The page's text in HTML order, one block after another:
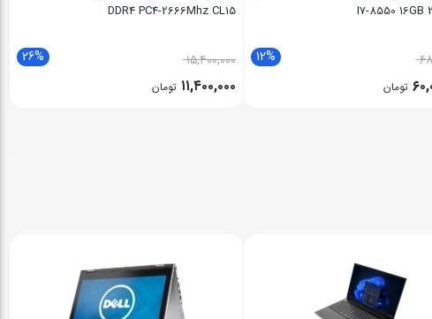
I7-8550 16GB
12%
تومان
DDR4 PC4-2666Mhz CL15
26% ۱۵,۴۰۰,۰۰۰
۱۱,۴۰۰,۰۰۰ تومان